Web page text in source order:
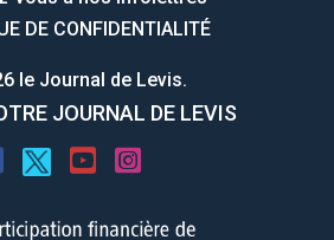
DE CONFIDENTIALITÉ
le Journal de Levis.
JOURNAL DE LEVIS